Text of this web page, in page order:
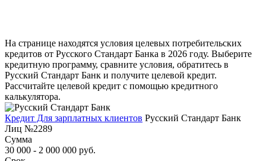
На странице находятся условия целевых потребительских
кредитов от Русского Стандарт Банка в 2026 году. Выберите
кредитную программу, сравните условия, обратитесь в
Русский Стандарт Банк и получите целевой кредит.
Рассчитайте целевой кредит с помощью кредитного
калькулятора.
Кредит Для зарплатных клиентов Русский Стандарт Банк
Лиц №2289
Сумма
30 000 - 2 000 000 руб.